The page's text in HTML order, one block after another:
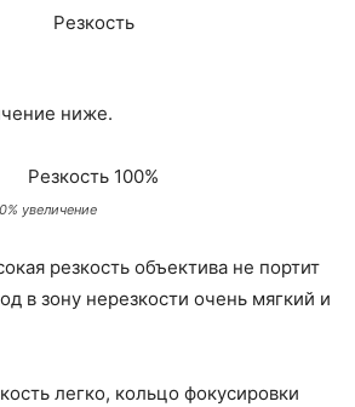
ниже.
увеличение
резкость объектива не портит
в зону нерезкости очень мягкий и
легко, кольцо фокусировки